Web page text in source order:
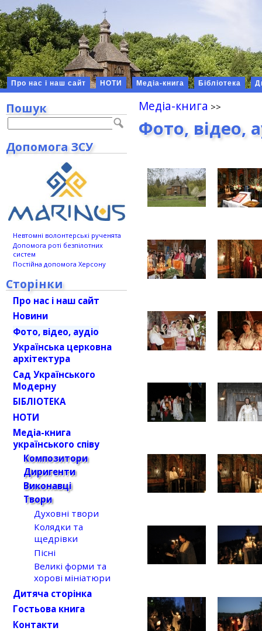
Про нас і наш сайт НОТИ Медіа-книга Бібліотека
Медіа-книга
Фото, відео,
Пошук
Допомога ЗСУ
Невтомні волонтерські рученята
Допомога роті безпілотних
систем
Постійна допомога Херсону
Сторінки
Про нас і наш сайт
Новини
Фото, відео, аудіо
Українська церковна
архітектура
Сад Українського
Модерну
БІБЛІОТЕКА
НОТИ
Медіа-книга
українського співу
Композитори
Диригенти
Виконавці
Твори
Духовні твори
Колядки та
щедрівки
Пісні
Великі форми та
хорові мініатюри
Дитяча сторінка
Гостьова книга
Контакти